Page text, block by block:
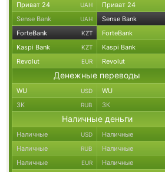
Приват 24 UAH Приват 24
Sense Bank UAH Sense Bank
ForteBank KZT ForteBank
Kaspi Bank KZT Kaspi Bank
Revolut EUR Revolut
Денежные переводы
WU USD WU
ЗК RUB ЗК
Наличные деньги
Наличные USD Наличные
Наличные RUB Наличные
Наличные EUR Наличные